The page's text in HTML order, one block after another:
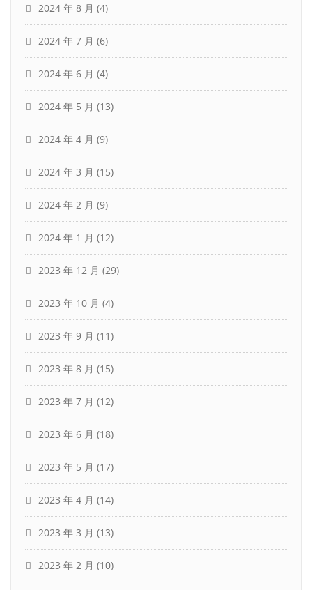
2024 年 8 月 (4)
2024 年 7 月 (6)
2024 年 6 月 (4)
2024 年 5 月 (13)
2024 年 4 月 (9)
2024 年 3 月 (15)
2024 年 2 月 (9)
2024 年 1 月 (12)
2023 年 12 月 (29)
2023 年 10 月 (4)
2023 年 9 月 (11)
2023 年 8 月 (15)
2023 年 7 月 (12)
2023 年 6 月 (18)
2023 年 5 月 (17)
2023 年 4 月 (14)
2023 年 3 月 (13)
2023 年 2 月 (10)